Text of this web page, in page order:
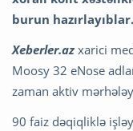
burun hazırlayıblar.
Xeberler.az xarici
Moosy 32 eNose
zaman aktiv
90 faiz dəqiqliklə